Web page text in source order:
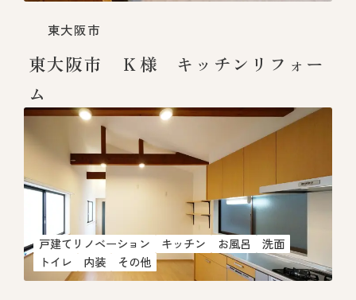
東大阪市
東大阪市 Ｋ様 キッチンリフォー
ム
戸建てリノベーション キッチン お風呂
洗面
トイレ
内装 その他